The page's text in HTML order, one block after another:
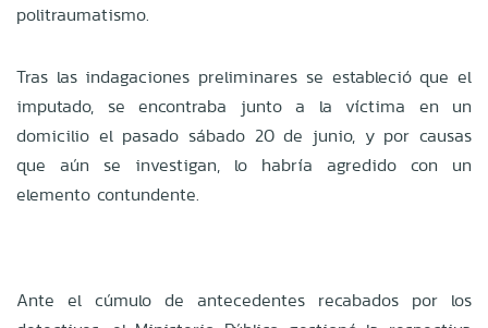
politraumatismo.
Tras las indagaciones preliminares se estableció que el
imputado, se encontraba junto a la víctima en un
domicilio el pasado sábado 20 de junio, y por causas
que aún se investigan, lo habría agredido con un
elemento contundente.
Ante el cúmulo de antecedentes recabados por los